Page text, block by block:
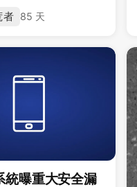
者 85 天
統曝重大安全漏